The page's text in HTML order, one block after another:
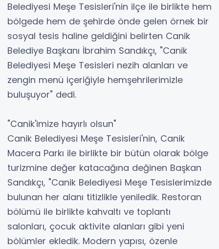
Belediyesi Meşe Tesisleri'nin ilçe ile birlikte hem
bölgede hem de şehirde önde gelen örnek bir
sosyal tesis haline geldiğini belirten Canik
Belediye Başkanı İbrahim Sandıkçı, "Canik
Belediyesi Meşe Tesisleri nezih alanları ve
zengin menü içeriğiyle hemşehrilerimizle
buluşuyor" dedi.
"Canik'imize hayırlı olsun"
Canik Belediyesi Meşe Tesisleri'nin, Canik
Macera Parkı ile birlikte bir bütün olarak bölge
turizmine değer katacağına değinen Başkan
Sandıkçı, "Canik Belediyesi Meşe Tesislerimizde
bulunan her alanı titizlikle yeniledik. Restoran
bölümü ile birlikte kahvaltı ve toplantı
salonları, çocuk aktivite alanları gibi yeni
bölümler ekledik. Modern yapısı, özenle